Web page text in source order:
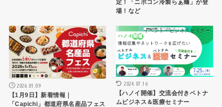
定！「ニボコン冷製らぁ麺」が登
場！など
トピックス
2026.01.09
【1月9日】新着情報｜
「Capichi」都道府県名産品フェス
イベント・ビジネスセミナー
2024.07.16
【ハノイ開催】交流会付きベトナ
ムビジネス＆医療セミナー